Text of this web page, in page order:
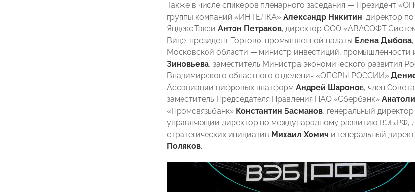
Также в числе спикеров пленарного заседания — Президент
группы компаний «ИНТЕЛКА» Александр Никитин, директор
Яндекс.Такси Антон Петраков, директор ООО «АВАСОФТ
Вице-президент Торгово-промышленной палаты Елена Дыбова
Московской области — министр инвестиций, промышленности
Зиновьева, заместитель Министра экономического развития
Владимирского областного отделения «ОПОРЫ РОССИИ»
Ассоциации цифровых платформ Андрей Шаронов, член
заместитель Председателя Правления ПАО «Сбербанк»
«Промсвязьбанк» Константин Басманов, генеральный
управляющий директор по международному развитию ВЭБ.РФ,
стратегических инициатив Михаил Хомич и генеральный
Поляков.